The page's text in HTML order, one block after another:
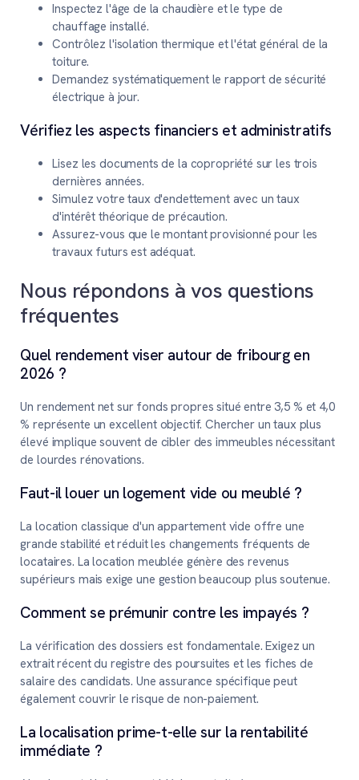
Inspectez l'âge de la chaudière et le type de
chauffage installé.
Contrôlez l'isolation thermique et l'état général de la
toiture.
Demandez systématiquement le rapport de sécurité
électrique à jour.
Vérifiez les aspects financiers et administratifs
Lisez les documents de la copropriété sur les trois
dernières années.
Simulez votre taux d'endettement avec un taux
d'intérêt théorique de précaution.
Assurez-vous que le montant provisionné pour les
travaux futurs est adéquat.
Nous répondons à vos questions
fréquentes
Quel rendement viser autour de fribourg en
2026 ?
Un rendement net sur fonds propres situé entre 3,5 % et 4,0
% représente un excellent objectif. Chercher un taux plus
élevé implique souvent de cibler des immeubles nécessitant
de lourdes rénovations.
Faut-il louer un logement vide ou meublé ?
La location classique d'un appartement vide offre une
grande stabilité et réduit les changements fréquents de
locataires. La location meublée génère des revenus
supérieurs mais exige une gestion beaucoup plus soutenue.
Comment se prémunir contre les impayés ?
La vérification des dossiers est fondamentale. Exigez un
extrait récent du registre des poursuites et les fiches de
salaire des candidats. Une assurance spécifique peut
également couvrir le risque de non-paiement.
La localisation prime-t-elle sur la rentabilité
immédiate ?